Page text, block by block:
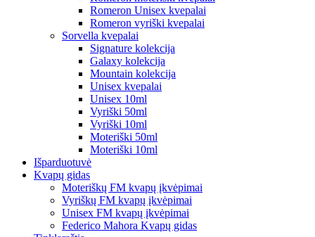
Romeron Unisex kvepalai
Romeron vyriški kvepalai
Sorvella kvepalai
Signature kolekcija
Galaxy kolekcija
Mountain kolekcija
Unisex kvepalai
Unisex 10ml
Vyriški 50ml
Vyriški 10ml
Moteriški 50ml
Moteriški 10ml
Išparduotuvė
Kvapų gidas
Moteriškų FM kvapų įkvėpimai
Vyriškų FM kvapų įkvėpimai
Unisex FM kvapų įkvėpimai
Federico Mahora Kvapų gidas